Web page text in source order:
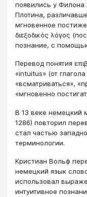
появились у Филона
Плотина,
мгновенное
διεξοδικός λόγος
познание, с
Перевод понятия
«intuitus» (от
«всматриваться»,
«мгновенно
В 13 веке немецкий
1286) повторил
стал частью
терминологии.
Кристиан Вольф
немецкий язык
использовал
интуитивное